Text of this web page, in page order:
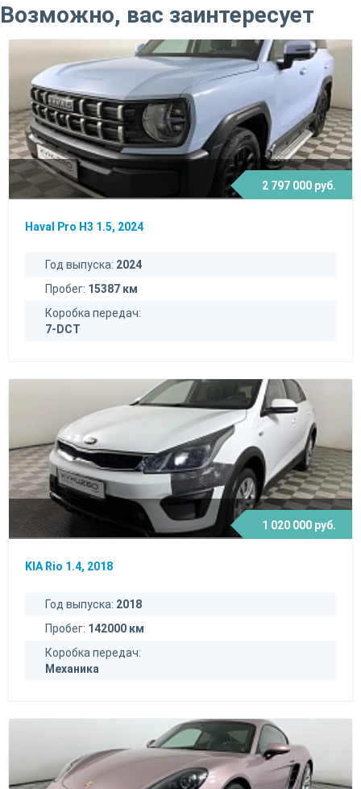
Возможно, вас заинтересует
2 797 000 руб.
Haval Pro H3 1.5, 2024
Год выпуска: 2024
Пробег: 15387 км
Коробка передач:
7-DCT
1 020 000 руб.
KIA Rio 1.4, 2018
Год выпуска: 2018
Пробег: 142000 км
Коробка передач:
Механика